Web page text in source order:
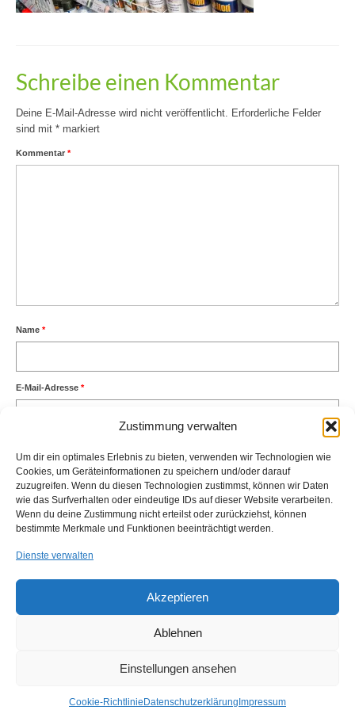
Zustimmung verwalten
Um dir ein optimales Erlebnis zu bieten, verwenden wir Technologien wie
Cookies, um Geräteinformationen zu speichern und/oder darauf
zuzugreifen. Wenn du diesen Technologien zustimmst, können wir Daten
wie das Surfverhalten oder eindeutige IDs auf dieser Website verarbeiten.
Wenn du deine Zustimmung nicht erteilst oder zurückziehst, können
bestimmte Merkmale und Funktionen beeinträchtigt werden.
Dienste verwalten
Akzeptieren
Ablehnen
Einstellungen ansehen
Cookie-Richtlinie Datenschutzerklärung Impressum
Schreibe einen Kommentar
Deine E-Mail-Adresse wird nicht veröffentlicht. Erforderliche Felder
sind mit * markiert
Kommentar *
Name *
E-Mail-Adresse *
Diese Website verwendet Akismet, um Spam zu reduzieren.
wie deine Kommentardaten verarbeitet werden.
Anfahrt Cookie-Richtlinie (EU)